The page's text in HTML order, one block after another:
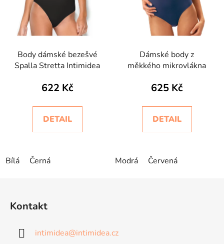
Body dámské bezešvé
Spalla Stretta Intimidea
622 Kč
DETAIL
Bílá Černá
Dámské body z
měkkého mikrovlákna
625 Kč
DETAIL
Modrá Červená
Kontakt
intimidea@intimidea.cz